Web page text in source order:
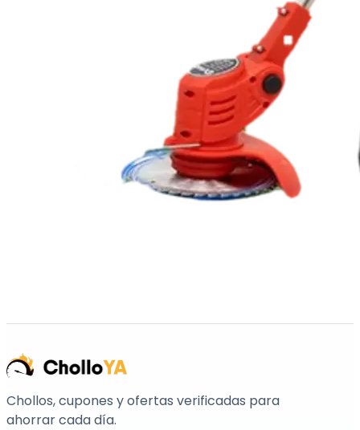
Chollos, cupones y ofertas verificadas para
ahorrar cada día.